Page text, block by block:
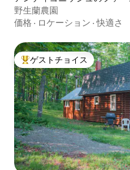
野生蘭農園
価格 · ロケーション ·快適さ
大好評のゲストチョイスです
ゲストチョイス